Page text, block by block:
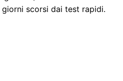
scorsi dai test rapidi.